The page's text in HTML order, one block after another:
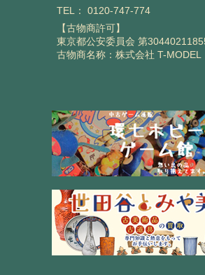
TEL： 0120-747-774
【古物商許可】
東京都公安委員会 第
古物商名称：株式会社 T-MODEL